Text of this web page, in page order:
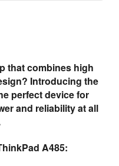
that combines high
Introducing the
perfect device for
and reliability at all
A485: